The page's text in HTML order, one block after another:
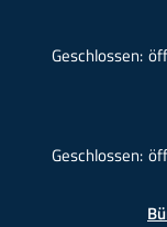
Klicken, um
Geschlossen:
Klicken, um
Geschlossen: